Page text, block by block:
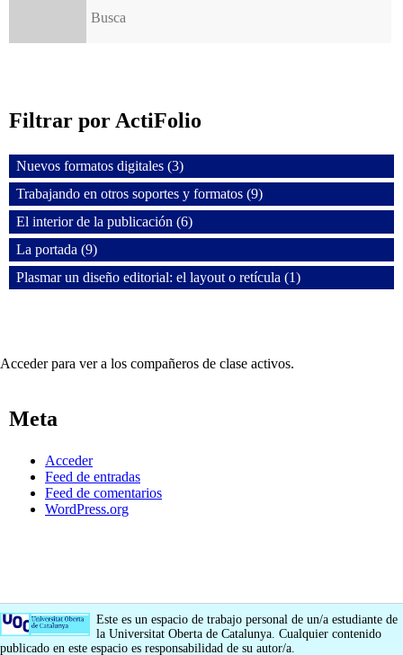
Filtrar por ActiFolio
Nuevos formatos digitales (3)
Trabajando en otros soportes y formatos (9)
El interior de la publicación (6)
La portada (9)
Plasmar un diseño editorial: el layout o retícula (1)
Acceder para ver a los compañeros de clase activos.
Meta
Acceder
Feed de entradas
Feed de comentarios
WordPress.org
Este es un espacio de trabajo personal de un/a estudiante de
la Universitat Oberta de Catalunya. Cualquier contenido
publicado en este espacio es responsabilidad de su autor/a.